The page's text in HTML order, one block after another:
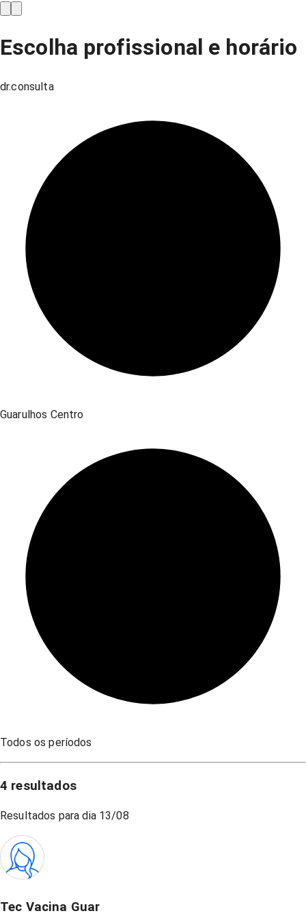
Escolha profissional e horário
dr.consulta
Guarulhos Centro
Todos os períodos
4 resultados
Resultados para dia 13/08
Tec Vacina Guar